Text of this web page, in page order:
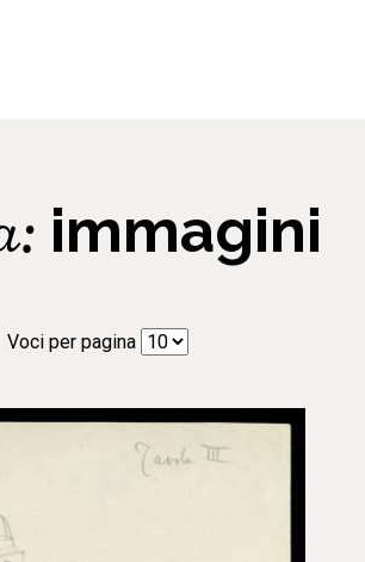
immagini
Voci per pagina